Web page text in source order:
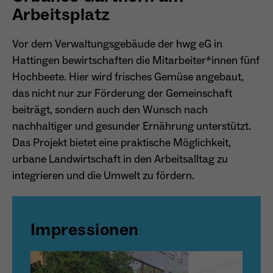
Name PHPSESSID
Anbieter Session Cookies
Laufzeit
Sessio-Cookie wird beim Schliessen der
Webseite wieder gelöscht
Zweck
PHPs Standard Sitzungs-Identifikation
(Formulare).
Anbieter TYPO3
Laufzeit Ende der Sitzung
Anbieter Matomo
Laufzeit 13 Monate
Zweck
Dient zur anonymen Wiedererkennung eines
Name _pk_ses*
Anbieter Matomo
Laufzeit 30 Minuten
Zweck
Speichert vorübergehend Daten der
aktuellen Sitzung.
Diese Cookies ermöglichen die automatische Übersetzung
der Website-Inhalte durch GTranslate.
Name googtrans
Anbieter GTranslate Inc.
Laufzeit 1 Jahr
Zweck
Speichert die vom Nutzer gewählte Sprache
für die automatische Übersetzung der
Cookie-Informationen anzeigen
Arbeitsplatz
Vor dem Verwaltungsgebäude der hwg eG in
Hattingen bewirtschaften die Mitarbeiter*innen fünf
Hochbeete. Hier wird frisches Gemüse angebaut,
das nicht nur zur Förderung der Gemeinschaft
beiträgt, sondern auch den Wunsch nach
nachhaltiger und gesunder Ernährung unterstützt.
Das Projekt bietet eine praktische Möglichkeit,
urbane Landwirtschaft in den Arbeitsalltag zu
integrieren und die Umwelt zu fördern.
Impressionen